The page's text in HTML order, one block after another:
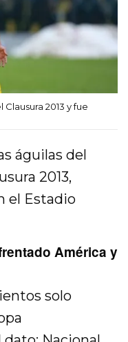
2013 y fue
águilas del
2013,
el Estadio
América y
solo